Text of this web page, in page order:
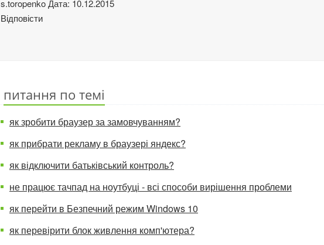
s.toropenkoДата: 10.12.2015
Відповісти
питання по темі
як зробити браузер за замовчуванням?
як прибрати рекламу в браузері яндекс?
як відключити батьківський контроль?
не працює тачпад на ноутбуці - всі способи вирішення проблеми
як перейти в Безпечний режим Windows 10
як перевірити блок живлення комп'ютера?